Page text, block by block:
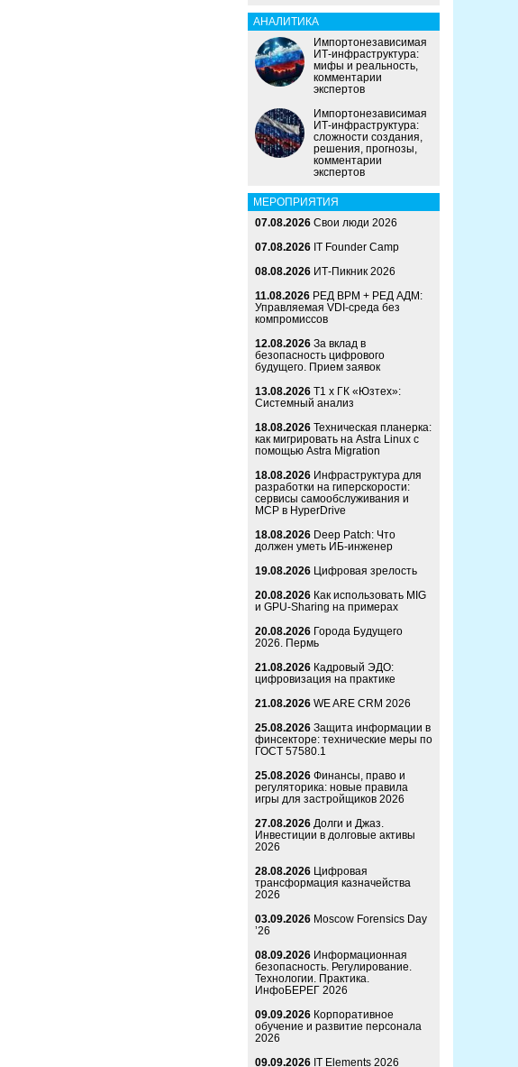
АНАЛИТИКА
Импортонезависимая
ИТ-инфраструктура:
мифы и реальность,
комментарии
экспертов
Импортонезависимая
ИТ-инфраструктура:
сложности создания,
решения, прогнозы,
комментарии
экспертов
МЕРОПРИЯТИЯ
07.08.2026 Свои люди 2026
07.08.2026 IT Founder Camp
08.08.2026 ИТ-Пикник 2026
11.08.2026 РЕД ВРМ + РЕД АДМ:
Управляемая VDI-среда без
компромиссов
12.08.2026 За вклад в
безопасность цифрового
будущего. Прием заявок
13.08.2026 Т1 x ГК «Юзтех»:
Системный анализ
18.08.2026 Техническая планерка:
как мигрировать на Astra Linux с
помощью Astra Migration
18.08.2026 Инфраструктура для
разработки на гиперскорости:
сервисы самообслуживания и
MCP в HyperDrive
18.08.2026 Deep Patch: Что
должен уметь ИБ-инженер
19.08.2026 Цифровая зрелость
20.08.2026 Как использовать MIG
и GPU-Sharing на примерах
20.08.2026 Города Будущего
2026. Пермь
21.08.2026 Кадровый ЭДО:
цифровизация на практике
21.08.2026 WE ARE CRM 2026
25.08.2026 Защита информации в
финсекторе: технические меры по
ГОСТ 57580.1
25.08.2026 Финансы, право и
регуляторика: новые правила
игры для застройщиков 2026
27.08.2026 Долги и Джаз.
Инвестиции в долговые активы
2026
28.08.2026 Цифровая
трансформация казначейства
2026
03.09.2026 Moscow Forensics Day
’26
08.09.2026 Информационная
безопасность. Регулирование.
Технологии. Практика.
ИнфоБЕРЕГ 2026
09.09.2026 Корпоративное
обучение и развитие персонала
2026
09.09.2026 IT Elements 2026